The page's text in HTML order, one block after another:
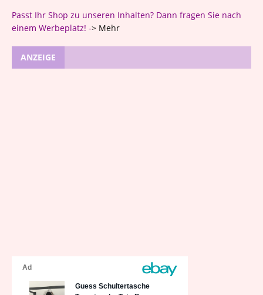
Passt Ihr Shop zu unseren Inhalten? Dann fragen Sie nach
einem Werbeplatz! -> Mehr
ANZEIGE